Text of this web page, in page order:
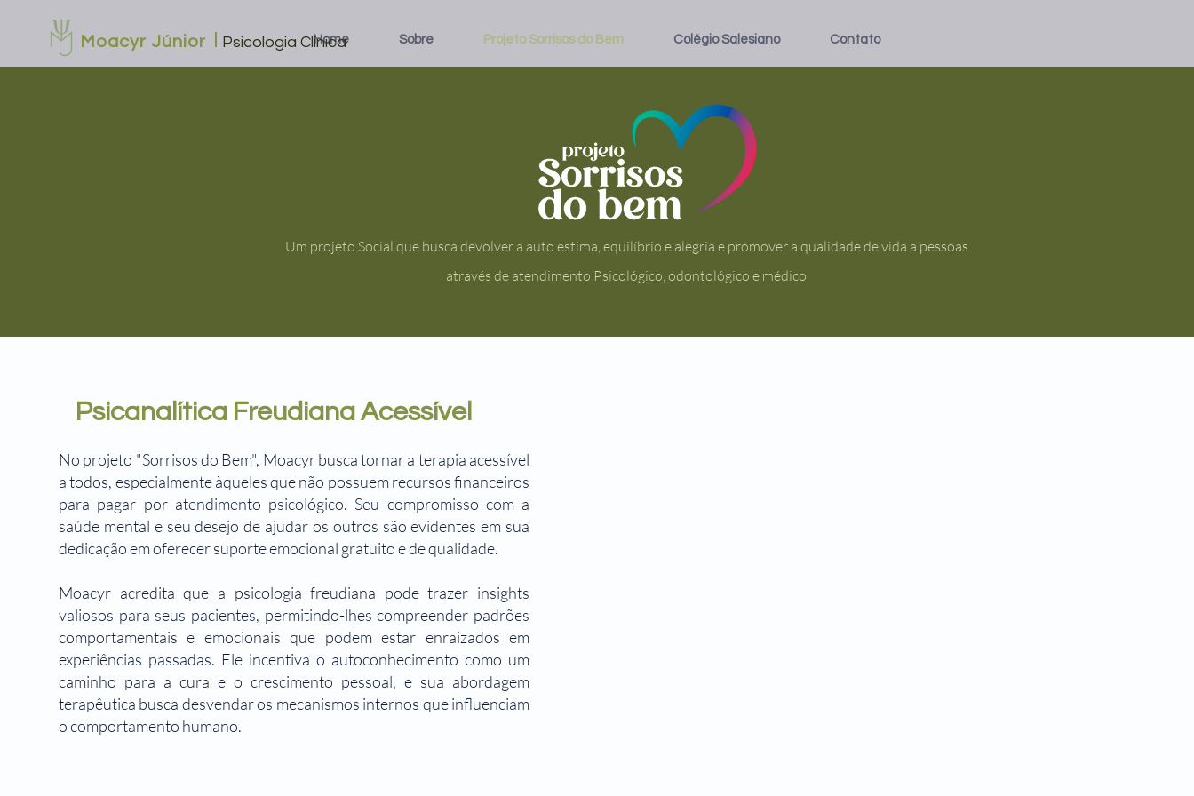
Psicologia Clínica
Moacyr Júnior Home Sobre Projeto Sorrisos do Bem Colégio Salesiano Contato
Um projeto Social que busca devolver a auto estima, equilíbrio e alegria e promover a qualidade de vida a pessoas
através de atendimento Psicológico, odontológico e médico
Psicanalítica Freudiana Acessível
No projeto "Sorrisos do Bem", Moacyr busca tornar a terapia acessível
a todos, especialmente àqueles que não possuem recursos financeiros
para pagar por atendimento psicológico. Seu compromisso com a
saúde mental e seu desejo de ajudar os outros são evidentes em sua
dedicação em oferecer suporte emocional gratuito e de qualidade.
Moacyr acredita que a psicologia freudiana pode trazer insights
valiosos para seus pacientes, permitindo-lhes compreender padrões
comportamentais e emocionais que podem estar enraizados em
experiências passadas. Ele incentiva o autoconhecimento como um
caminho para a cura e o crescimento pessoal, e sua abordagem
terapêutica busca desvendar os mecanismos internos que influenciam
o comportamento humano.